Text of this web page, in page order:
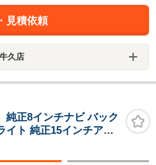
見積依頼
久店
正8インチナビ バック
イト 純正15インチアル